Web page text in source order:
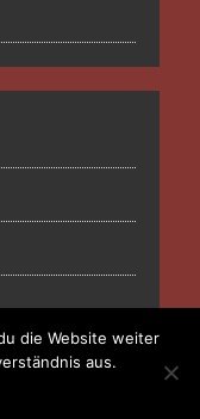
die Website weiter
aus.